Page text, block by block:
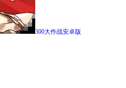
300大作战安卓版